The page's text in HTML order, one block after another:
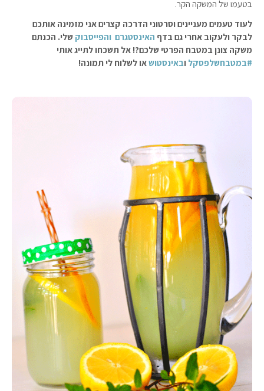
בטעמו של המשקה הקר.
לעוד טעמים מעניינים וסרטוני הדרכה קצרים אני מזמינה אותכם
לבקר ולעקוב אחרי גם בדף האינסטגרם והפייסבוק שלי. הכנתם
משקה צונן במטבח הפרטי שלכם?! אל תשכחו לתייג אותי
#במטבחשלפסקל ובאינסטושאו לשלוח לי תמונה!